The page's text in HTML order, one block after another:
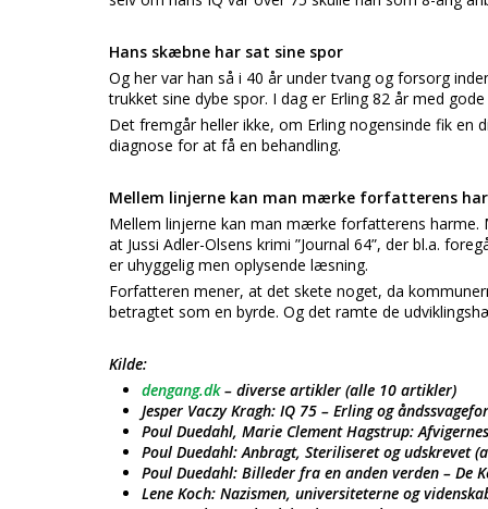
Hans skæbne har sat sine spor
Og her var han så i 40 år under tvang og forsorg
trukket sine dybe spor. I dag er Erling 82 år med
Det fremgår heller ikke, om Erling nogensinde fik en
diagnose for at få en behandling.
Mellem linjerne kan man mærke forfatterens
Mellem linjerne kan man mærke forfatterens
at Jussi Adler-Olsens krimi ”Journal 64”, der bl.a.
er uhyggelig men oplysende læsning.
Forfatteren mener, at det skete noget, da
betragtet som en byrde. Og det ramte de
Kilde:
dengang.dk– diverse artikler (alle 10 artikler)
Jesper Vaczy Kragh: IQ 75 – Erling og
Poul Duedahl, Marie Clement Hagstrup:
Poul Duedahl: Anbragt, Steriliseret og udskrevet
Poul Duedahl: Billeder fra en anden verden – De
Lene Koch: Nazismen, universiteterne og